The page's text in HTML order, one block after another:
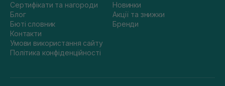
Сертифікати та нагороди
Блог
Бюті словник
Контакти
Умови використання сайту
Політика конфіденційності
Новинки
Акції та знижки
Бренди